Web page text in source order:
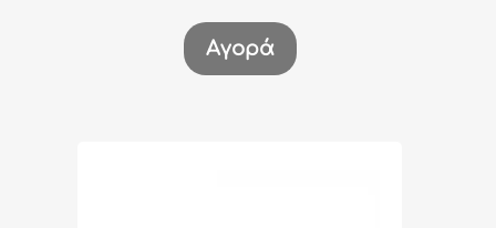
Αγορά